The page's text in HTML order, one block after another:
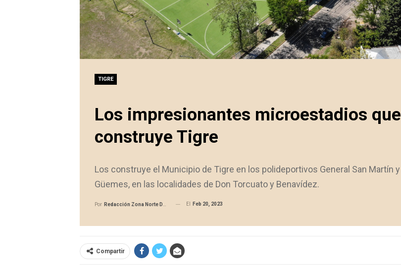
TIGRE
Los impresionantes microestadios que
construye Tigre
Los construye el Municipio de Tigre en los polideportivos General San Martín y
Güemes, en las localidades de Don Torcuato y Benavídez.
Por Redacción Zona Norte Daily El Feb 20, 2023
Compartir